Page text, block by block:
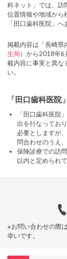
科ネット」では、訪
位置情報や地域か
「田口歯科医院」へ
掲載内容は「長崎県
生局）から2018年6
載内容に事実と異な
い。
「田口歯科医
「田口歯科医院
出を行なってお
必要としますが
問合わせのうえ
保険診療での訪
以内と定められ
※お問い合わせの際
幸いです。